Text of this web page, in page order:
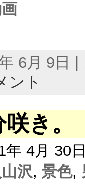
6月 9日
ント
き。
年 4月 30
沢, 景色,